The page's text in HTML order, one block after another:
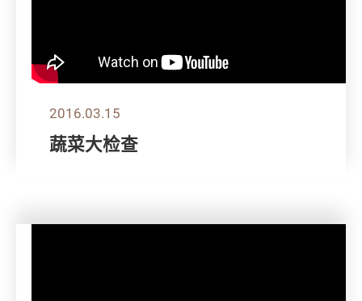
2016.03.15
蔬菜大检查